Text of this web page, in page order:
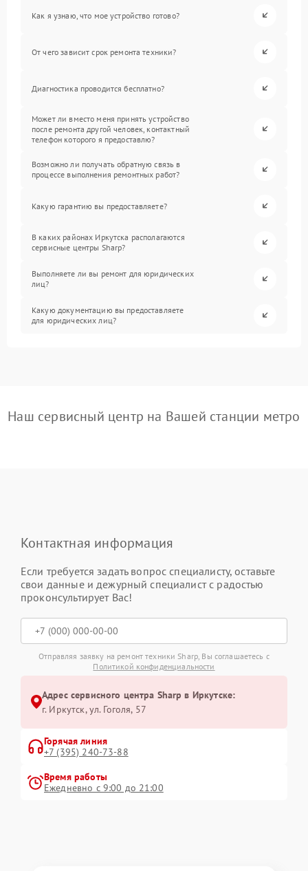
Как я узнаю, что мое устройство готово?
От чего зависит срок ремонта техники?
Диагностика проводится бесплатно?
Может ли вместо меня принять устройство
после ремонта другой человек, контактный
телефон которого я предоставлю?
Возможно ли получать обратную связь в
процессе выполнения ремонтных работ?
Какую гарантию вы предоставляете?
В каких районах Иркутска располагаются
сервисные центры Sharp?
Выполняете ли вы ремонт для юридических
лиц?
Какую документацию вы предоставляете
для юридических лиц?
Наш сервисный центр на Вашей станции метро
Контактная информация
Если требуется задать вопрос специалисту, оставьте
свои данные и дежурный специалист с радостью
проконсультирует Вас!
Отправляя заявку на ремонт техники Sharp, Вы соглашаетесь с
Политикой конфиденциальности
Адрес сервисного центра Sharp в Иркутске:
г. Иркутск, ул. ​Гоголя, 57
Горячая линия
+7 (395) 240-73-88
Время работы
Ежедневно с 9:00 до 21:00